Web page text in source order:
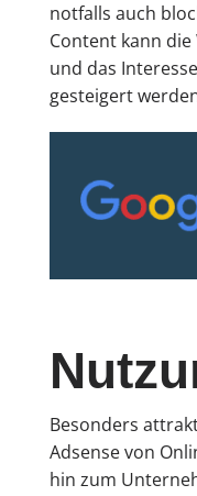
notfalls auch
Content kann
und das
gesteigert
Besonders
Adsense von
hin zum